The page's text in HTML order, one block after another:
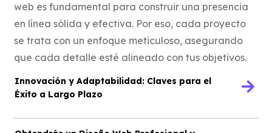
web es fundamental para construir una presencia
en línea sólida y efectiva. Por eso, cada proyecto
se trata con un enfoque meticuloso, asegurando
que cada detalle esté alineado con tus objetivos.
Innovación y Adaptabilidad: Claves para el
Éxito a Largo Plazo